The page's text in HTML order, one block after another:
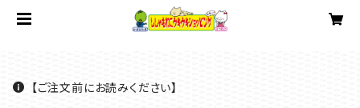
【ご注文前にお読みください】